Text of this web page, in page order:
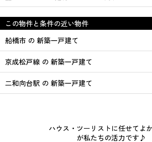
この物件と条件の近い物件
船橋市 の 新築一戸建て
京成松戸線 の 新築一戸建て
二和向台駅 の 新築一戸建て
ハウス・ツーリストに任せてよか
が私たちの活力です♪